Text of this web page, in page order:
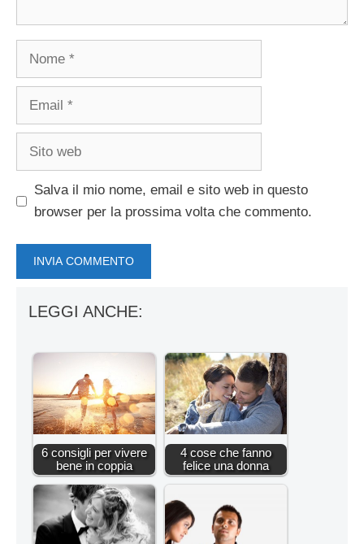
Nome
Email
Sito
Salva il mio nome, email e sito web in questo
browser per la prossima volta che commento.
LEGGI ANCHE:
6 consigli per vivere
bene in coppia
4 cose che fanno
felice una donna